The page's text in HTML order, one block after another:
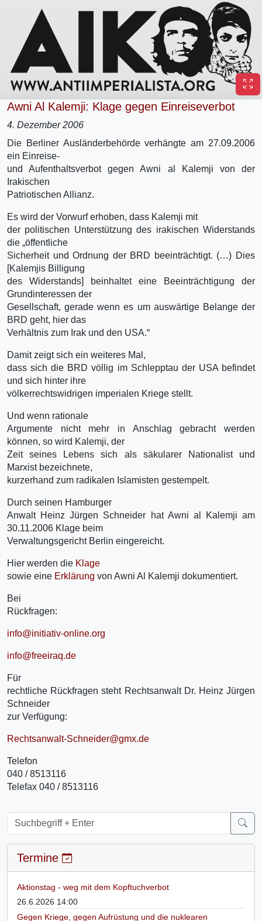
Awni Al Kalemji: Klage gegen Einreiseverbot
4. Dezember 2006
Die Berliner Ausländerbehörde verhängte am 27.09.2006
ein Einreise-
und Aufenthaltsverbot gegen Awni al Kalemji von der
Irakischen
Patriotischen Allianz.
Es wird der Vorwurf erhoben, dass Kalemji mit
der politischen Unterstützung des irakischen Widerstands
die „öffentliche
Sicherheit und Ordnung der BRD beeinträchtigt. (…) Dies
[Kalemjis Billigung
des Widerstands] beinhaltet eine Beeinträchtigung der
Grundinteressen der
Gesellschaft, gerade wenn es um auswärtige Belange der
BRD geht, hier das
Verhältnis zum Irak und den USA.“
Damit zeigt sich ein weiteres Mal,
dass sich die BRD völlig im Schlepptau der USA befindet
und sich hinter ihre
völkerrechtswidrigen imperialen Kriege stellt.
Und wenn rationale
Argumente nicht mehr in Anschlag gebracht werden
können, so wird Kalemji, der
Zeit seines Lebens sich als säkularer Nationalist und
Marxist bezeichnete,
kurzerhand zum radikalen Islamisten gestempelt.
Durch seinen Hamburger
Anwalt Heinz Jürgen Schneider hat Awni al Kalemji am
30.11.2006 Klage beim
Verwaltungsgericht Berlin eingereicht.
Hier werden die Klage
sowie eine Erklärung von Awni Al Kalemji dokumentiert.
Bei
Rückfragen:
info@initiativ-online.org
info@freeiraq.de
Für
rechtliche Rückfragen steht Rechtsanwalt Dr. Heinz Jürgen
Schneider
zur Verfügung:
Rechtsanwalt-Schneider@gmx.de
Telefon
040 / 8513116
Telefax 040 / 8513116
Termine
Aktionstag - weg mit dem Kopftuchverbot
26.6.2026 14:00
Gegen Kriege, gegen Aufrüstung und die nuklearen